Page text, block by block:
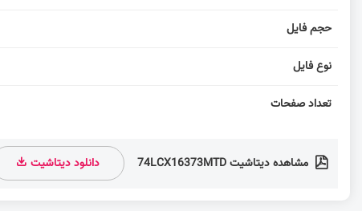
حجم فایل
نوع فایل
تعداد صفحات
مشاهده دیتاشیت 74LCX16373MTD دانلود دیتاشیت